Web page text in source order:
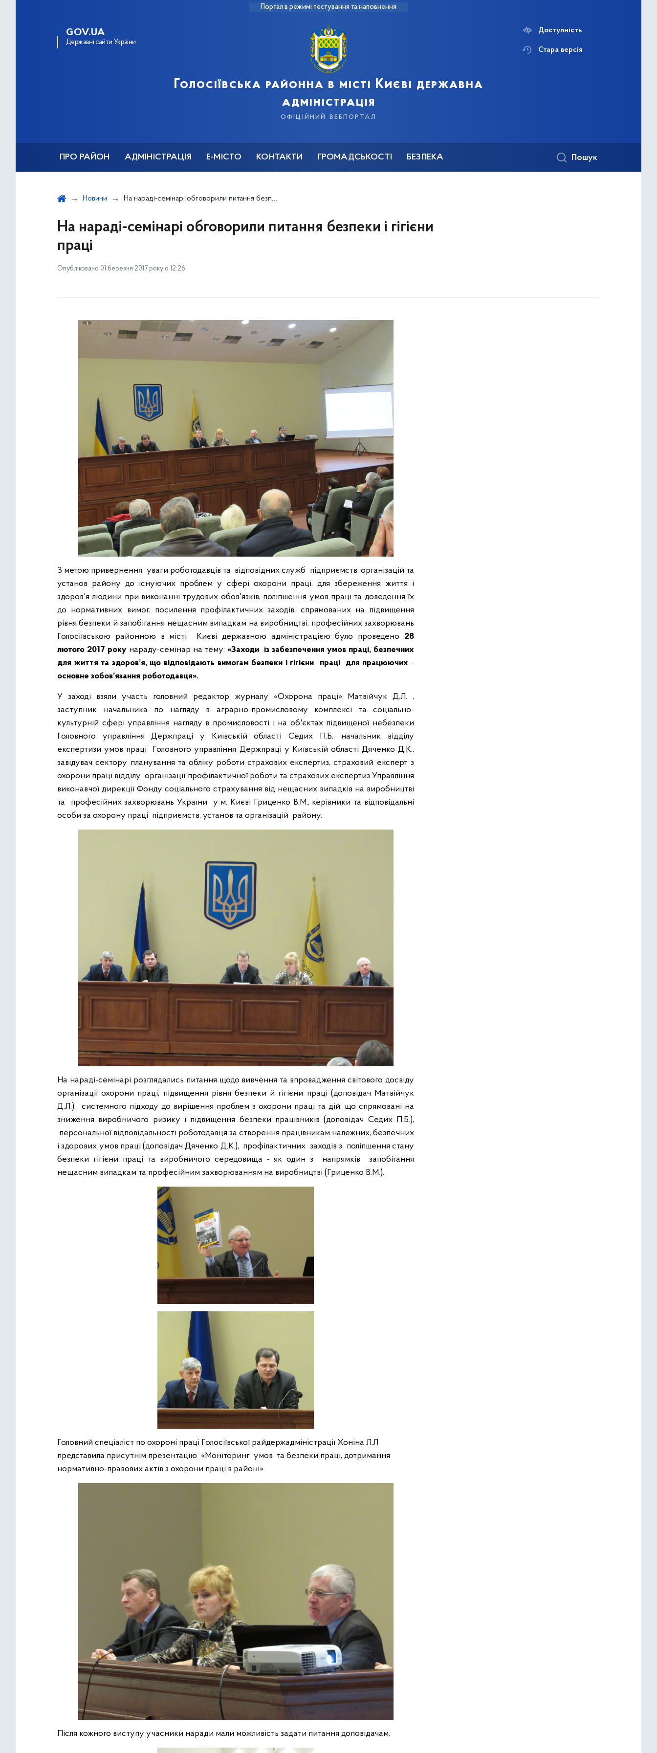
Портал в режимі тестування та наповнення
GOV.UA
Державні сайти України
Голосіївська районна в місті Києві державна
адміністрація
офіційний вебпортал
Доступність
Стара версія
ПРО РАЙОН АДМІНІСТРАЦІЯ Е-МІСТО КОНТАКТИ ГРОМАДСЬКОСТІ БЕЗПЕКА Пошук
Новини На нараді-семінарі обговорили питання безпеки і гігієни праці
На нараді-семінарі обговорили питання безпеки і гігієни
праці
Опубліковано 01 березня 2017 року о 12:26
З метою привернення уваги роботодавців та відповідних служб підприємств, організацій та
установ району до існуючих проблем у сфері охорони праці, для збереження життя і
здоров'я людини при виконанні трудових обов'язків, поліпшення умов праці та доведення їх
до нормативних вимог, посилення профілактичних заходів, спрямованих на підвищення
рівня безпеки й запобігання нещасним випадкам на виробництві, професійних захворювань
Голосіївською районною в місті Києві державною адміністрацією було проведено 28
лютого 2017 року нараду-семінар на тему: «Заходи із забезпечення умов праці, безпечних
для життя та здоров’я, що відповідають вимогам безпеки і гігієни праці для працюючих -
основне зобов’язання роботодавця».
У заході взяли участь головний редактор журналу «Охорона праці» Матвійчук Д.Л. ,
заступник начальника по нагляду в аграрно-промисловому комплексі та соціально-
культурній сфері управління нагляду в промисловості і на об'єктах підвищеної небезпеки
Головного управління Держпраці у Київській області Седих П.Б., начальник відділу
експертизи умов праці
Головного управління Держпраці у Київській області Дяченко Д.К.,
завідувач сектору планування та обліку роботи страхових експертиз, страховий експерт з
охорони праці відділу організації профілактичної роботи та страхових експертиз Управління
виконавчої дирекції Фонду соціального страхування від нещасних випадків на виробництві
та професійних захворювань України у м. Києві Гриценко В.М., керівники та відповідальні
особи за охорону праці підприємств, установ та організацій району.
На нараді-семінарі розглядались питання щодо вивчення та впровадження світового досвіду
організації охорони праці, підвищення рівня безпеки й гігієни праці (доповідач Матвійчук
Д.Л.), системного підходу до вирішення проблем з охорони праці та дій, що спрямовані на
зниження виробничого ризику і підвищення безпеки працівників (доповідач Седих П.Б.),
персональної відповідальності роботодавця за створення працівникам належних, безпечних
і здорових умов праці (доповідач Дяченко Д.К.), профілактичних заходів з поліпшення стану
безпеки гігієни праці та виробничого середовища - як один з напрямків запобігання
нещасним випадкам та професійним захворюванням на виробництві (Гриценко В.М.).
Головний спеціаліст по охороні праці Голосіївської райдержадміністрації Хоніна Л.Л
представила присутнім презентацію «Моніторинг умов та безпеки праці, дотримання
нормативно-правових актів з охорони праці в районі».
Після кожного виступу учасники наради мали можливість задати питання доповідачам.